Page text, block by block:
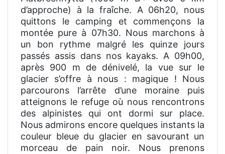
d’approche) à la fraîche. A 06h20, nous
quittons le camping et commençons la
montée pure à 07h30. Nous marchons à
un bon rythme malgré les quinze jours
passés assis dans nos kayaks. A 09h00,
après 900 m de dénivelé, la vue sur le
glacier s’offre à nous : magique ! Nous
parcourons l’arrête d’une moraine puis
atteignons le refuge où nous rencontrons
des alpinistes qui ont dormi sur place.
Nous admirons encore quelques instants la
couleur bleue du glacier en savourant un
morceau de pain noir. Nous prenons